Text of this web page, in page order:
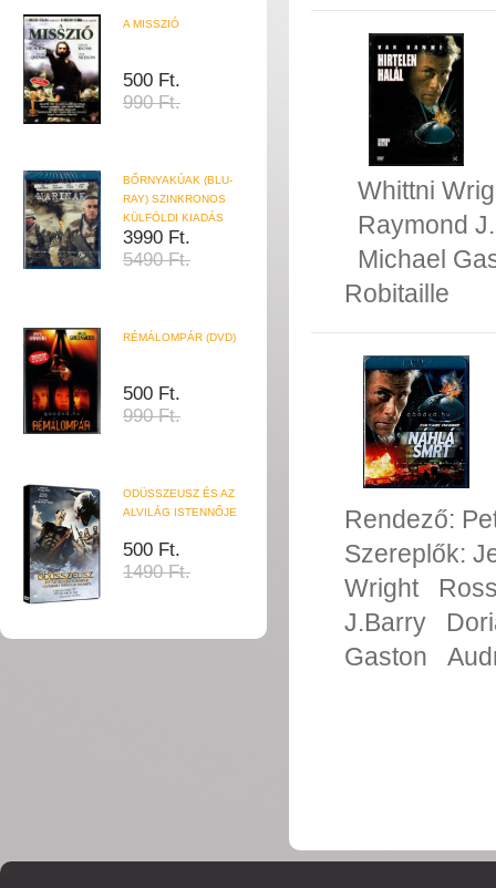
A MISSZIÓ
500 Ft.
990 Ft.
BŐRNYAKÚAK (BLU-
RAY) SZINKRONOS
KÜLFÖLDI KIADÁS
3990 Ft.
5490 Ft.
RÉMÁLOMPÁR (DVD)
500 Ft.
990 Ft.
ODÜSSZEUSZ ÉS AZ
ALVILÁG ISTENNŐJE
500 Ft.
1490 Ft.
Whittni
Raymond
Michael
Robitaille
Rendező:
Szereplők:
Wright
J.Barry
Gaston